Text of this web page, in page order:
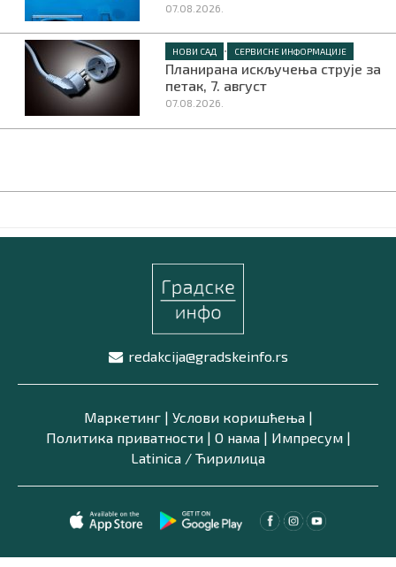
07.08.2026.
НОВИ САД • СЕРВИСНЕ ИНФОРМАЦИЈЕ
Планирана искључења струје за
петак, 7. август
07.08.2026.
redakcija@gradskeinfo.rs
Маркетинг| Услови коришћења|
Политика приватности| О нама| Импресум|
Latinica / Ћирилица